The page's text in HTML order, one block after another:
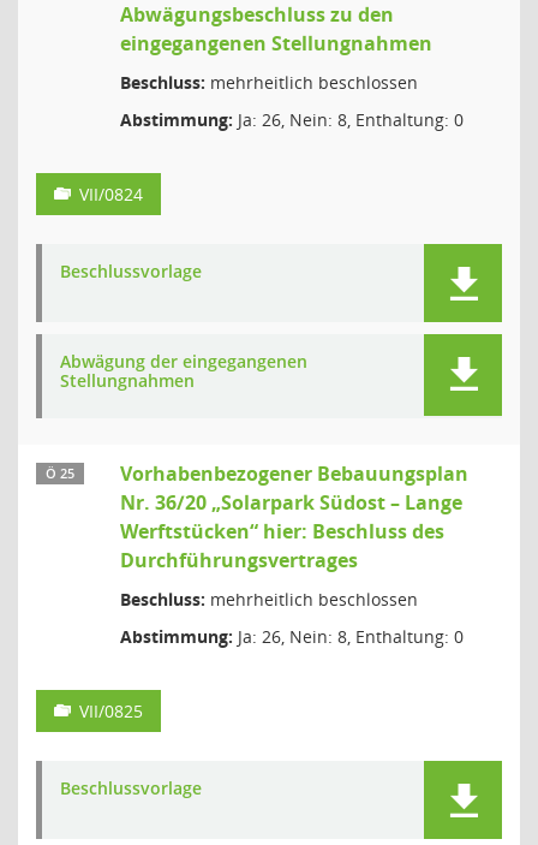
Abwägungsbeschluss zu den
eingegangenen Stellungnahmen
Beschluss: mehrheitlich beschlossen
Abstimmung: Ja: 26, Nein: 8, Enthaltung: 0
VII/0824
Beschlussvorlage
Abwägung der eingegangenen
Stellungnahmen
Ö 25
Vorhabenbezogener Bebauungsplan
Nr. 36/20 „Solarpark Südost – Lange
Werftstücken“ hier: Beschluss des
Durchführungsvertrages
Beschluss: mehrheitlich beschlossen
Abstimmung: Ja: 26, Nein: 8, Enthaltung: 0
VII/0825
Beschlussvorlage